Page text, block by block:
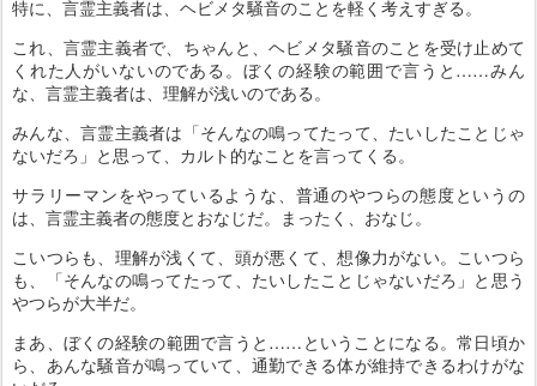
特に、言霊主義者は、ヘビメタ騒音のことを軽く考えすぎる。
これ、言霊主義者で、ちゃんと、ヘビメタ騒音のことを受け止めて
くれた人がいないのである。ぼくの経験の範囲で言うと……みん
な、言霊主義者は、理解が浅いのである。
みんな、言霊主義者は「そんなの鳴ってたって、たいしたことじゃ
ないだろ」と思って、カルト的なことを言ってくる。
サラリーマンをやっているような、普通のやつらの態度というの
は、言霊主義者の態度とおなじだ。まったく、おなじ。
こいつらも、理解が浅くて、頭が悪くて、想像力がない。こいつら
も、「そんなの鳴ってたって、たいしたことじゃないだろ」と思う
やつらが大半だ。
まあ、ぼくの経験の範囲で言うと……ということになる。常日頃か
ら、あんな騒音が鳴っていて、通勤できる体が維持できるわけがな